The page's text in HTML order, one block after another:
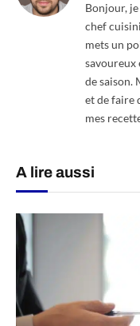
Bonjour,
chef
mets un
savoureux
de saison.
et de faire
mes
A lire aussi